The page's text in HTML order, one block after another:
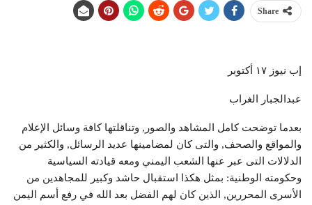
Share
إب نيوز ١٧ أكتوبر
عبدالجبار الغراب
بعدما توضحت كامل المشاهد والصور, وتناقلتها كافة وسائل الإعلام
والمواقع والصحف, والتى كان لمضامينها عديد الرسائل, والكثير من
الدلالات التى عبر عنها الشعب اليمني ومعه قيادته السياسية
وحكومته الوطنية: بمثل هكذا استقبال حاشد وكبير للمجاهدين من
الأسرى المحررين, الذين كان لهم الفضل بعد الله في رفع أسم اليمن